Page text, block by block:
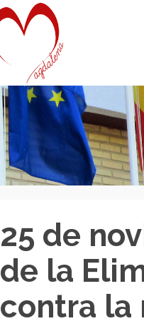
25 de
de la
contra la